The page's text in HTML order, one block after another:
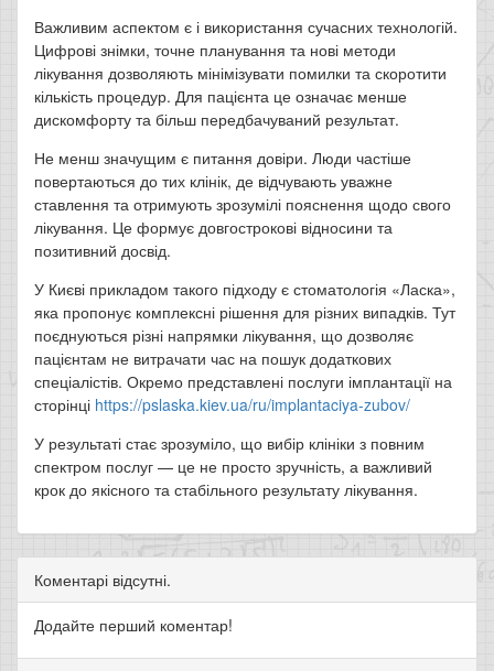
Важливим аспектом є і використання сучасних технологій.
Цифрові знімки, точне планування та нові методи
лікування дозволяють мінімізувати помилки та скоротити
кількість процедур. Для пацієнта це означає менше
дискомфорту та більш передбачуваний результат.
Не менш значущим є питання довіри. Люди частіше
повертаються до тих клінік, де відчувають уважне
ставлення та отримують зрозумілі пояснення щодо свого
лікування. Це формує довгострокові відносини та
позитивний досвід.
У Києві прикладом такого підходу є стоматологія «Ласка»,
яка пропонує комплексні рішення для різних випадків. Тут
поєднуються різні напрямки лікування, що дозволяє
пацієнтам не витрачати час на пошук додаткових
спеціалістів. Окремо представлені послуги імплантації на
сторінці https://pslaska.kiev.ua/ru/implantaciya-zubov/
У результаті стає зрозуміло, що вибір клініки з повним
спектром послуг — це не просто зручність, а важливий
крок до якісного та стабільного результату лікування.
Коментарі відсутні.
Додайте перший коментар!